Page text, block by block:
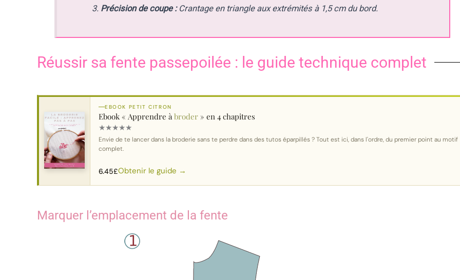
Précision de coupe :Crantage en triangle aux extrémités à 1,5 cm du bord.
Réussir sa fente passepoilée : le guide technique complet
EBOOK PETIT CITRON
Ebook « Apprendre à broder » en 4 chapitres
★★★★★
Envie de te lancer dans la broderie sans te perdre dans des tutos éparpillés ? Tout est ici, dans l'ordre, du premier point au motif
complet.
6.45£Obtenir le guide →
Marquer l’emplacement de la fente